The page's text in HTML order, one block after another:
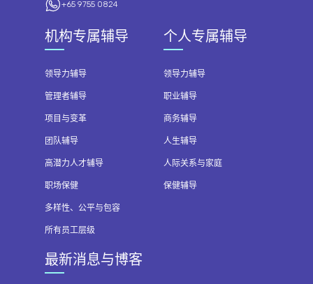
+65 9755 0824
机构专属辅导
领导力辅导
管理者辅导
项目与变革
团队辅导
高潜力人才辅导
职场保健
多样性、公平与包容
所有员工层级
个人专属辅导
领导力辅导
职业辅导
商务辅导
人生辅导
人际关系与家庭
保健辅导
最新消息与博客